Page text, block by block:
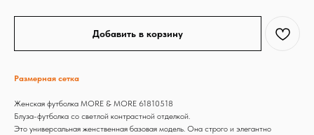
Добавить в корзину
Размерная сетка
Женская футболка MORE & MORE 61810518
Блуза-футболка со светлой контрастной отделкой.
Это универсальная женственная базовая модель. Она строго и элегантно